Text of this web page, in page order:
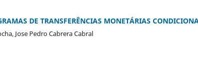
DE TRANSFERÊNCIAS MONETÁRIAS
Jose Pedro Cabrera Cabral